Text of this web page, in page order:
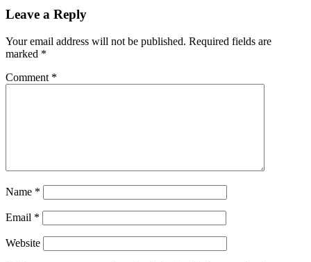
Leave a Reply
Your email address will not be published. Required fields are
marked *
Comment *
Name *
Email *
Website